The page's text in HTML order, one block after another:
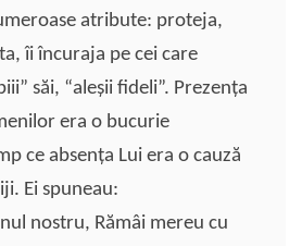
atribute: proteja,
îi încuraja pe cei care
săi, “aleşii fideli”. Prezenţa
era o bucurie
ce absenţa Lui era o cauză
Ei spuneau:
nostru, Rămâi mereu cu